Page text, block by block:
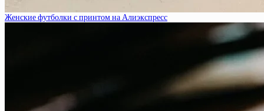
Женские футболки с принтом на Алиэкспресс